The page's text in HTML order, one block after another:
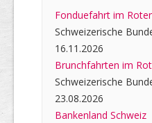
Fonduefahrt im
Schweizerische
16.11.2026
Brunchfahrten im
Schweizerische
23.08.2026
Bankenland Schweiz